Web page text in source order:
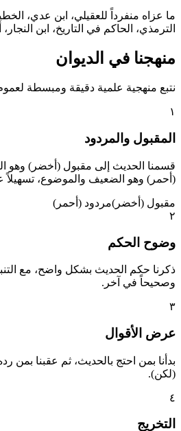
ما عزاه منفرداً للعقيلي، ابن عدي،
الترمذي، الحاكم في التاريخ، ابن
منهجنا في الديوان
نتبع منهجية علمية دقيقة ومبسطة
١
المقبول والمردود
قسمنا الحديث إلى مقبول (أخضر) وهو
(أحمر) وهو الضعيف والموضوع، تسهيلاً
مقبول (أخضر)مردود (أحمر)
٢
وضوح الحكم
ذكرنا حكم الحديث بشكل واضح، مع
وصحيحاً في آخر.
٣
عرض الأقوال
بدأنا بمن احتج بالحديث، ثم عقبنا بمن
(لكن).
٤
التخريج